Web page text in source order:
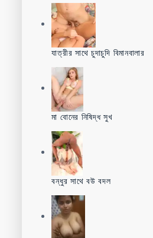
যাত্রীর সাথে চুদাচুদি বিমানবালার
মা বোনের নিষিদ্ধ সুখ
বন্ধুর সাথে বউ বদল